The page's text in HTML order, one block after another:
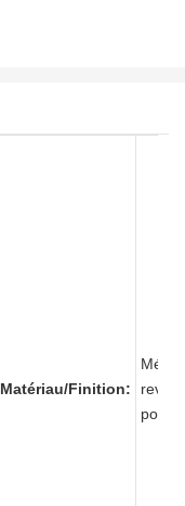
Matériau/Finition:
Métal